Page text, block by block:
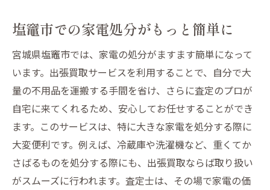
塩竈市での家電処分がもっと簡単に
宮城県塩竈市では、家電の処分がますます簡単になって
います。出張買取サービスを利用することで、自分で大
量の不用品を運搬する手間を省け、さらに査定のプロが
自宅に来てくれるため、安心してお任せすることができ
ます。このサービスは、特に大きな家電を処分する際に
大変便利です。例えば、冷蔵庫や洗濯機など、重くてか
さばるものを処分する際にも、出張買取ならば取り扱い
がスムーズに行われます。査定士は、その場で家電の価